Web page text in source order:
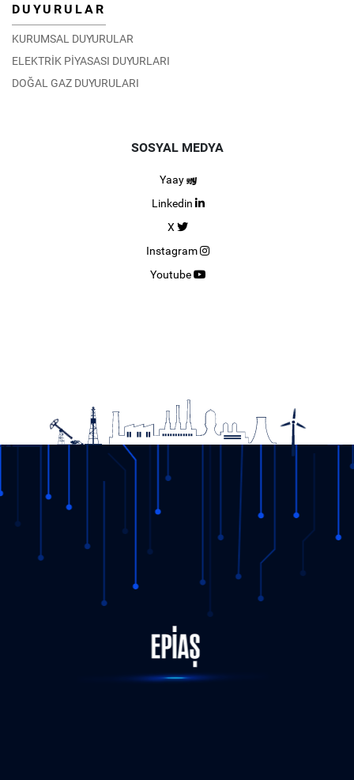
DUYURULAR
KURUMSAL DUYURULAR
ELEKTRİK PİYASASI DUYURLARI
DOĞAL GAZ DUYURULARI
SOSYAL MEDYA
Yaay
Linkedin
X
Instagram
Youtube